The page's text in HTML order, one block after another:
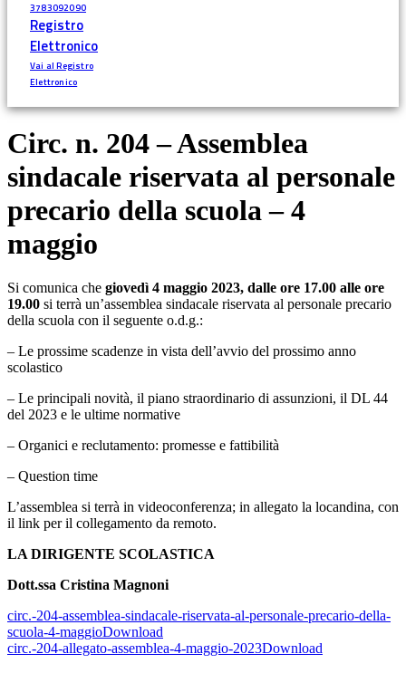
3783092090
Registro
Elettronico
Vai al Registro
Elettronico
Circ. n. 204 – Assemblea
sindacale riservata al personale
precario della scuola – 4
maggio
Si comunica che giovedì 4 maggio 2023, dalle ore 17.00 alle ore
19.00 si terrà un’assemblea sindacale riservata al personale precario
della scuola con il seguente o.d.g.:
– Le prossime scadenze in vista dell’avvio del prossimo anno
scolastico
– Le principali novità, il piano straordinario di assunzioni, il DL 44
del 2023 e le ultime normative
– Organici e reclutamento: promesse e fattibilità
– Question time
L’assemblea si terrà in videoconferenza; in allegato la locandina, con
il link per il collegamento da remoto.
LA DIRIGENTE SCOLASTICA
Dott.ssa Cristina Magnoni
circ.-204-assemblea-sindacale-riservata-al-personale-precario-della-
scuola-4-maggioDownload
circ.-204-allegato-assemblea-4-maggio-2023Download